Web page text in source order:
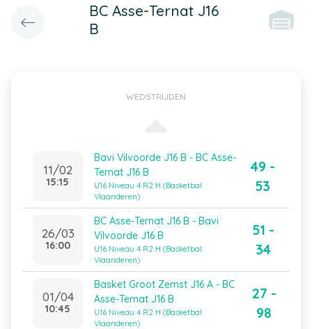
BC Asse-Ternat J16
B
WEDSTRIJDEN
11/02
15:15
Bavi Vilvoorde J16 B - BC Asse-
Ternat J16 B
U16 Niveau 4 R2 H (Basketbal
Vlaanderen)
49 -
53
26/03
16:00
BC Asse-Ternat J16 B - Bavi
Vilvoorde J16 B
U16 Niveau 4 R2 H (Basketbal
Vlaanderen)
51 -
34
01/04
10:45
Basket Groot Zemst J16 A - BC
Asse-Ternat J16 B
U16 Niveau 4 R2 H (Basketbal
Vlaanderen)
27 -
98